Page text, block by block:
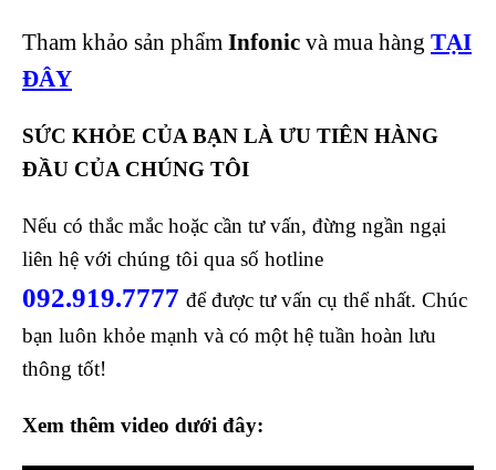
Tham khảo sản phẩm Infonic và mua hàng TẠI
ĐÂY
SỨC KHỎE CỦA BẠN LÀ ƯU TIÊN HÀNG
ĐẦU CỦA CHÚNG TÔI
Nếu có thắc mắc hoặc cần tư vấn, đừng ngần ngại
liên hệ với chúng tôi qua số hotline
092.919.7777 để được tư vấn cụ thể nhất. Chúc
bạn luôn khỏe mạnh và có một hệ tuần hoàn lưu
thông tốt!
Xem thêm video dưới đây: